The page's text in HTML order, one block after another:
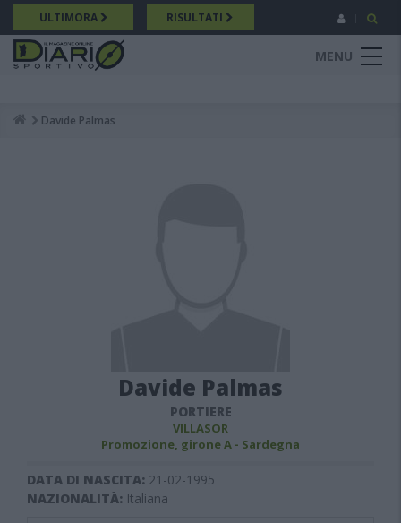
Salta
al
contenuto
principale
ULTIMORA RISULTATI
MENU
Breadcrumb
Davide Palmas
Davide Palmas
PORTIERE
VILLASOR
Promozione, girone A - Sardegna
DATA DI NASCITA: 21-02-1995
NAZIONALITÀ: Italiana